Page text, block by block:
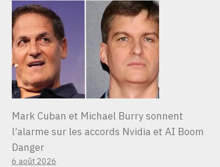
Mark Cuban et Michael Burry sonnent
l’alarme sur les accords Nvidia et AI Boom
Danger
6 août 2026